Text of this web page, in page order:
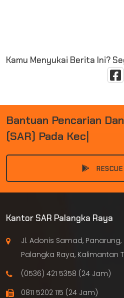
Kamu Menyukai Berita Ini?
BANTUAN PENCARIAN DAN
(SAR) PADA KEC
Kantor SAR Palangka Raya
Jl. Adonis Samad,
Palangka Raya, Kalimantan
(0536) 421 5358 (24 Jam)
0811 5202 115 (24 Jam)